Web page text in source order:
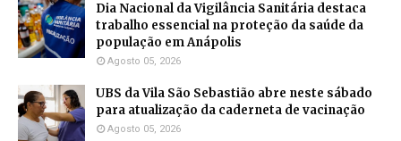
Dia Nacional da Vigilância Sanitária destaca
trabalho essencial na proteção da saúde da
população em Anápolis
Agosto 05, 2026
UBS da Vila São Sebastião abre neste sábado
para atualização da caderneta de vacinação
Agosto 05, 2026